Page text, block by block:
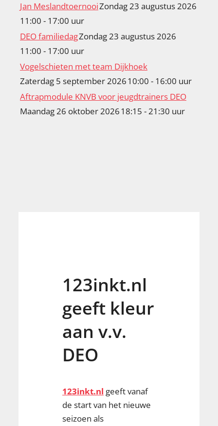
Jan MeslandtoernooiZondag 23 augustus 2026
11:00 - 17:00 uur
DEO familiedagZondag 23 augustus 2026
11:00 - 17:00 uur
Vogelschieten met team Dijkhoek
Zaterdag 5 september 202610:00 - 16:00 uur
Aftrapmodule KNVB voor jeugdtrainers DEO
Maandag 26 oktober 202618:15 - 21:30 uur
123inkt.nl
geeft kleur
aan v.v.
DEO
123inkt.nl geeft vanaf
de start van het nieuwe
seizoen als